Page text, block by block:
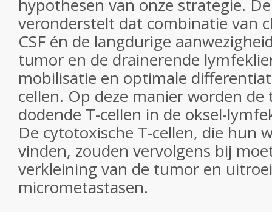
hypothesen van onze strategie.
veronderstelt dat combinatie van
CSF én de langdurige
tumor en de drainerende
mobilisatie en optimale
cellen. Op deze manier worden
dodende T-cellen in de oksel-
De cytotoxische T-cellen, die hun
vinden, zouden vervolgens bij
verkleining van de tumor en
micrometastasen.